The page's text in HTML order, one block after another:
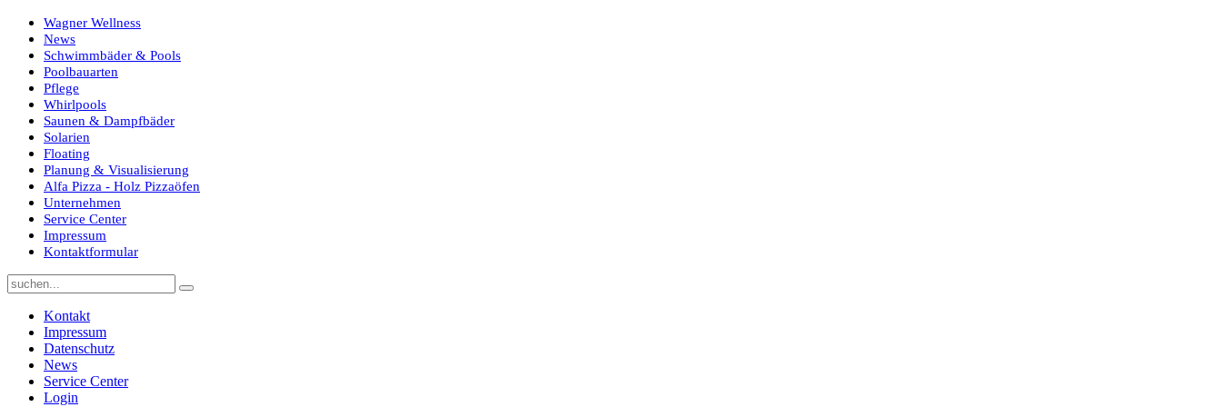
Wagner Wellness
News
Schwimmbäder & Pools
Poolbauarten
Pflege
Whirlpools
Saunen & Dampfbäder
Solarien
Floating
Planung & Visualisierung
Alfa Pizza - Holz Pizzaöfen
Unternehmen
Service Center
Impressum
Kontaktformular
Kontakt
Impressum
Datenschutz
News
Service Center
Login